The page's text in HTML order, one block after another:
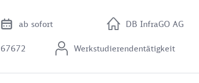
ab sofort DB InfraGO AG
Werkstudierendentätigkeit